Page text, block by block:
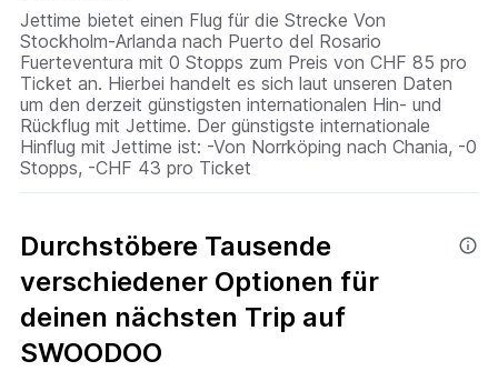
Jettime bietet einen Flug für die Strecke Von
Stockholm-Arlanda nach Puerto del Rosario
Fuerteventura mit 0 Stopps zum Preis von CHF 85 pro
Ticket an. Hierbei handelt es sich laut unseren Daten
um den derzeit günstigsten internationalen Hin- und
Rückflug mit Jettime. Der günstigste internationale
Hinflug mit Jettime ist: -Von Norrköping nach Chania, -0
Stopps, -CHF 43 pro Ticket
Durchstöbere Tausende
verschiedener Optionen für
deinen nächsten Trip auf
SWOODOO